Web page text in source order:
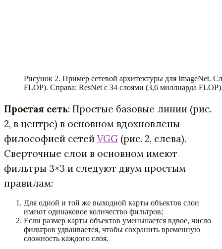
Рисунок 2. Пример сетевой архитектуры для ImageNet.
FLOP). Справа: ResNet с 34 слоями (3,6 миллиарда
Простая сеть: Простые базовые линии (рис.
2, в центре) в основном вдохновлены
философией сетей VGG (рис. 2, слева).
Сверточные слои в основном имеют
фильтры 3×3 и следуют двум простым
правилам:
Для одной и той же выходной карты объектов слои
имеют одинаковое количество фильтров;
Если размер карты объектов уменьшается вдвое, число
фильтров удваивается, чтобы сохранить временную
сложность каждого слоя.